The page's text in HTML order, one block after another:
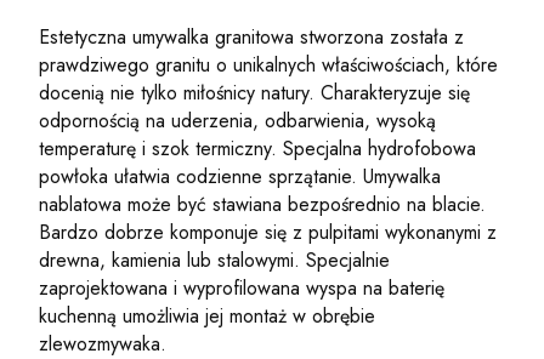
Estetyczna umywalka granitowa stworzona została z
prawdziwego granitu o unikalnych właściwościach, które
docenią nie tylko miłośnicy natury. Charakteryzuje się
odpornością na uderzenia, odbarwienia, wysoką
temperaturę i szok termiczny. Specjalna hydrofobowa
powłoka ułatwia codzienne sprzątanie. Umywalka
nablatowa może być stawiana bezpośrednio na blacie.
Bardzo dobrze komponuje się z pulpitami wykonanymi z
drewna, kamienia lub stalowymi. Specjalnie
zaprojektowana i wyprofilowana wyspa na baterię
kuchenną umożliwia jej montaż w obrębie
zlewozmywaka.